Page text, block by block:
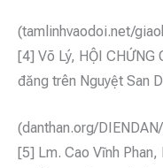
(tamlinhvaodoi.net/
[4] Võ Lý, HỘI CHỨNG
đăng trên Nguyệt San
(danthan.org/
[5] Lm. Cao Vĩnh